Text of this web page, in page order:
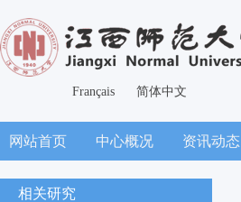
Français 简体中文
网站首页 中心概况 资讯动态
相关研究